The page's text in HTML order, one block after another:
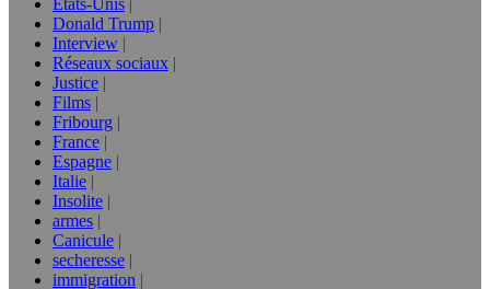
Etats-Unis
Donald Trump
Interview
Réseaux sociaux
Justice
Films
Fribourg
France
Espagne
Italie
Insolite
armes
Canicule
secheresse
immigration